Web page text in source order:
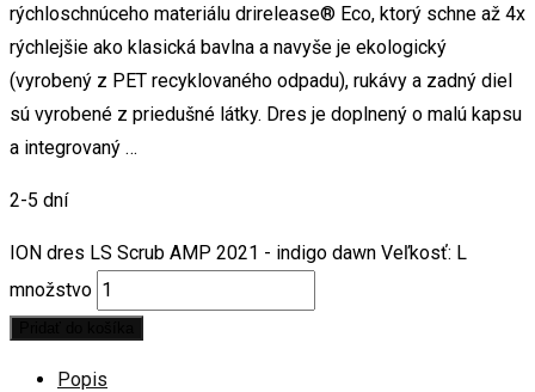
rýchloschnúceho materiálu drirelease® Eco, ktorý schne až 4x
rýchlejšie ako klasická bavlna a navyše je ekologický
(vyrobený z PET recyklovaného odpadu), rukávy a zadný diel
sú vyrobené z priedušné látky. Dres je doplnený o malú kapsu
a integrovaný …
2-5 dní
ION dres LS Scrub AMP 2021 - indigo dawn Veľkosť: L
množstvo
Popis